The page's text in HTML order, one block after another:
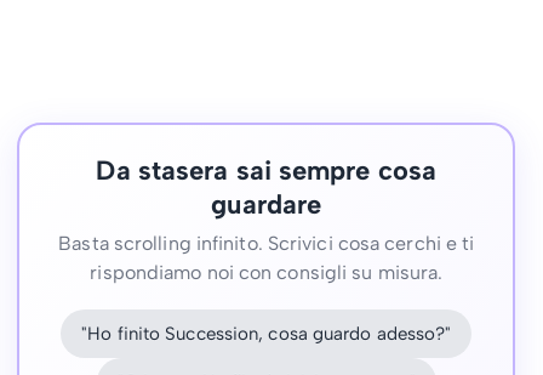
Da stasera sai sempre cosa
guardare
Basta scrolling infinito. Scrivici cosa cerchi e ti
rispondiamo noi con consigli su misura.
"Ho finito Succession, cosa guardo adesso?"